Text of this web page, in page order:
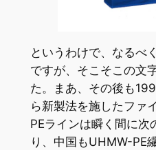
というわけで、なるべ
ですが、そこそこの文
た。まあ、その後も
ら新製法を施したファ
PEラインは瞬く間に次
り、中国もUHMW-PE